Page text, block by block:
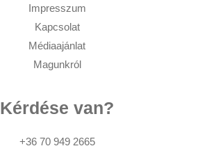
Impresszum
Kapcsolat
Médiaajánlat
Magunkról
Kérdése van?
+36 70 949 2665